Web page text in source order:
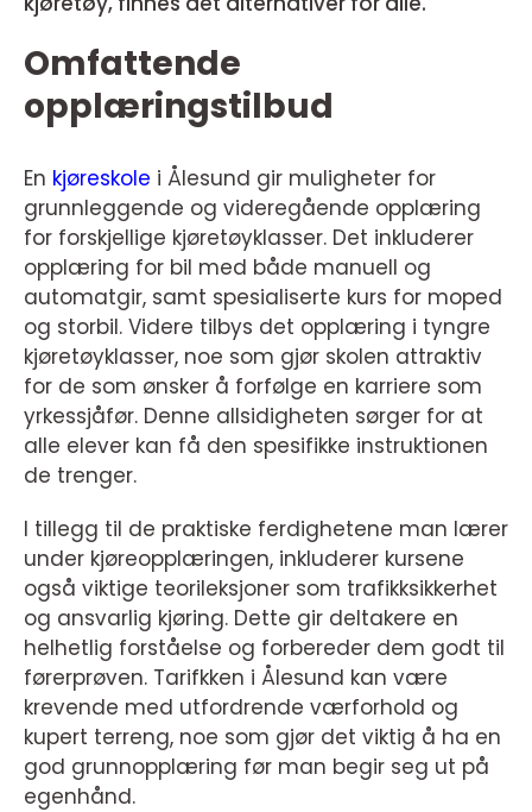
Omfattende
opplæringstilbud
En kjøreskole i Ålesund gir muligheter for
grunnleggende og videregående opplæring
for forskjellige kjøretøyklasser. Det inkluderer
opplæring for bil med både manuell og
automatgir, samt spesialiserte kurs for moped
og storbil. Videre tilbys det opplæring i tyngre
kjøretøyklasser, noe som gjør skolen attraktiv
for de som ønsker å forfølge en karriere som
yrkessjåfør. Denne allsidigheten sørger for at
alle elever kan få den spesifikke instruktionen
de trenger.
I tillegg til de praktiske ferdighetene man lærer
under kjøreopplæringen, inkluderer kursene
også viktige teorileksjoner som trafikksikkerhet
og ansvarlig kjøring. Dette gir deltakere en
helhetlig forståelse og forbereder dem godt til
førerprøven. Tarifkken i Ålesund kan være
krevende med utfordrende værforhold og
kupert terreng, noe som gjør det viktig å ha en
god grunnopplæring før man begir seg ut på
egenhånd.